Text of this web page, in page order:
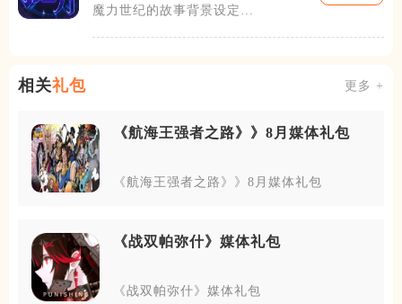
魔力世纪的故事背景设定在
相关礼包 更多 +
《航海王强者之路》》8月媒体礼包
《航海王强者之路》》8月媒体礼包
《战双帕弥什》媒体礼包
《战双帕弥什》媒体礼包